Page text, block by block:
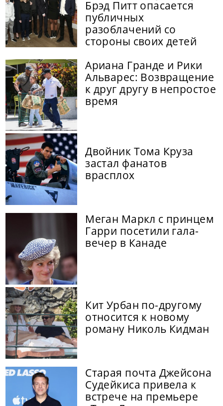
Брэд Питт опасается
публичных
разоблачений со
стороны своих детей
Ариана Гранде и Рики
Альварес: Возвращение
к друг другу в непростое
время
Двойник Тома Круза
застал фанатов
врасплох
Меган Маркл с принцем
Гарри посетили гала-
вечер в Канаде
Кит Урбан по-другому
относится к новому
роману Николь Кидман
Старая почта Джейсона
Судейкиса привела к
встрече на премьере